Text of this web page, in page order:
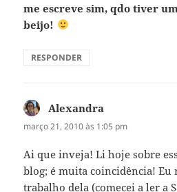
me escreve sim, qdo tiver
beijo!
RESPONDER
Alexandra
março 21, 2010 às 1:05 pm
Ai que inveja! Li hoje sobre
blog; é muita coincidência! Eu
trabalho dela (comecei a ler a